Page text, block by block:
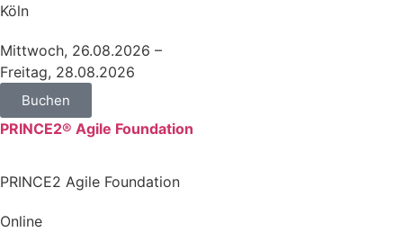
Köln
Mittwoch, 26.08.2026 –
Freitag, 28.08.2026
Buchen
PRINCE2® Agile Foundation
PRINCE2 Agile Foundation
Online